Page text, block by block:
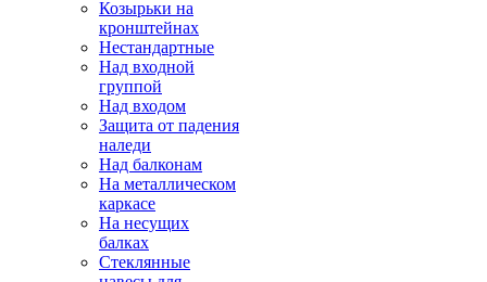
Козырьки на
кронштейнах
Нестандартные
Над входной
группой
Над входом
Защита от падения
наледи
Над балконам
На металлическом
каркасе
На несущих
балках
Стеклянные